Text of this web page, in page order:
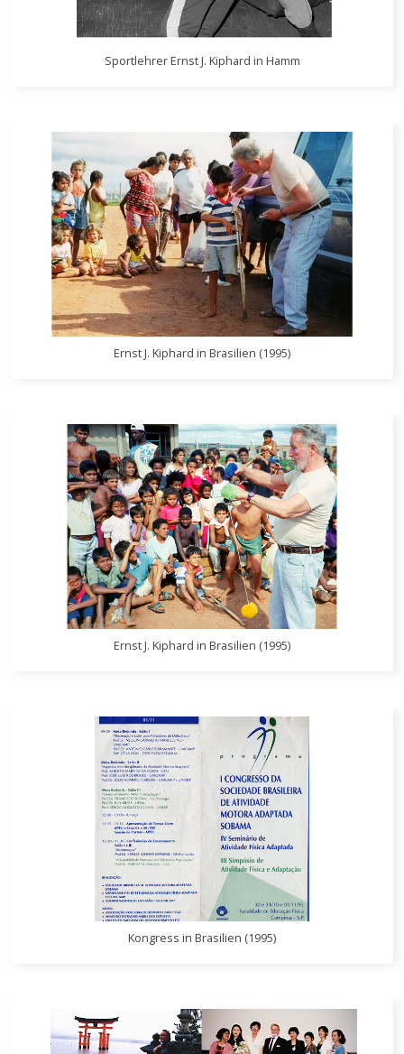
Sportlehrer Ernst J. Kiphard in Hamm
Ernst J. Kiphard in Brasilien (1995)
Ernst J. Kiphard in Brasilien (1995)
Kongress in Brasilien (1995)